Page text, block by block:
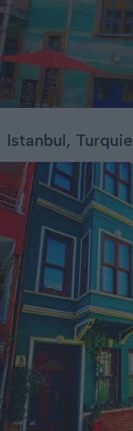
Istanbul, Turquie